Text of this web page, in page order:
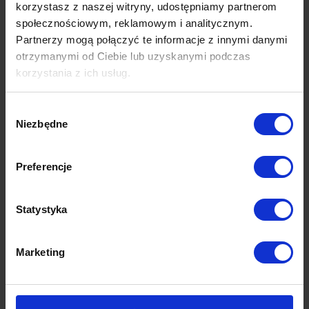
korzystasz z naszej witryny, udostępniamy partnerom
społecznościowym, reklamowym i analitycznym.
Partnerzy mogą połączyć te informacje z innymi danymi
otrzymanymi od Ciebie lub uzyskanymi podczas
korzystania z ich usług.
Polityki Prywatności Google
zgody
Niezbędne
Preferencje
Statystyka
Marketing
Czytaj więcej
Jak dzisiaj robić email marketing?